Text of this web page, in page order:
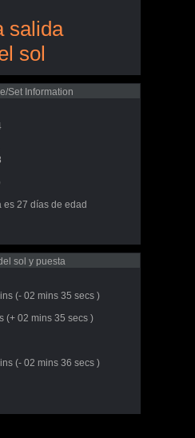
salida
sol
Set Information
es 27 días de edad
sol y puesta
(- 02 mins 35 secs )
(+ 02 mins 35 secs )
(- 02 mins 36 secs )